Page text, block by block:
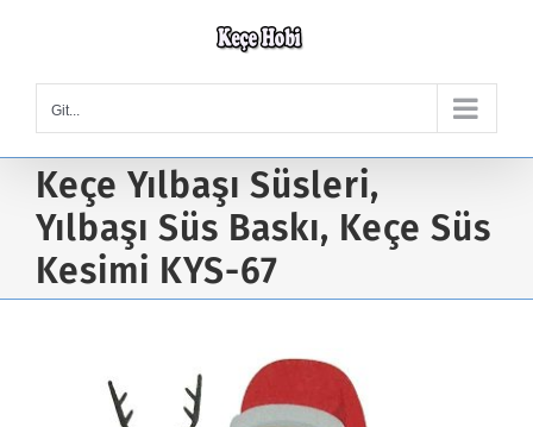
content
Git...
Keçe Yılbaşı Süsleri,
Yılbaşı Süs Baskı, Keçe Süs
Kesimi KYS-67